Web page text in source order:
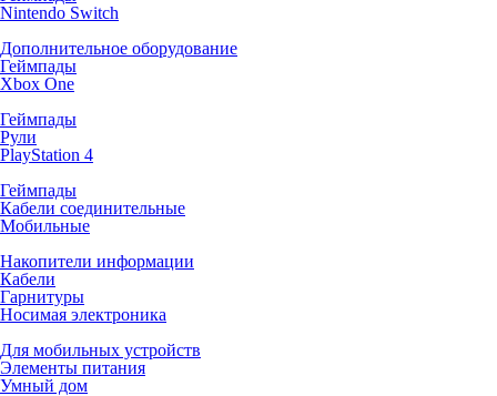
Nintendo Switch
Дополнительное оборудование
Геймпады
Xbox One
Геймпады
Рули
PlayStation 4
Геймпады
Кабели соединительные
Мобильные
Накопители информации
Кабели
Гарнитуры
Носимая электроника
Для мобильных устройств
Элементы питания
Умный дом